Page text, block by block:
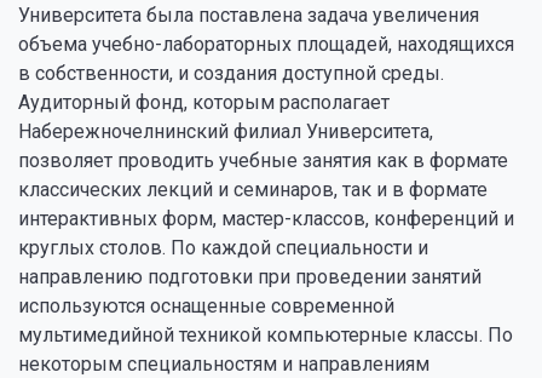
Университета была поставлена задача увеличения
объема учебно-лабораторных площадей, находящихся
в собственности, и создания доступной среды.
Аудиторный фонд, которым располагает
Набережночелнинский филиал Университета,
позволяет проводить учебные занятия как в формате
классических лекций и семинаров, так и в формате
интерактивных форм, мастер-классов, конференций и
круглых столов. По каждой специальности и
направлению подготовки при проведении занятий
используются оснащенные современной
мультимедийной техникой компьютерные классы. По
некоторым специальностям и направлениям